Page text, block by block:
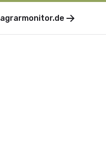
agrarmonitor.de